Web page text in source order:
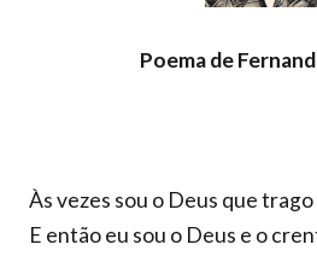
Poema de
Às vezes sou o Deus que trago
E então eu sou o Deus e o